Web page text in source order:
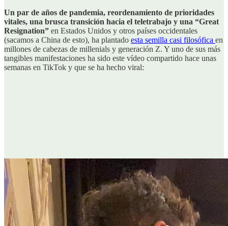
Un par de años de pandemia, reordenamiento de prioridades
vitales, una brusca transición hacia el teletrabajo y una “Great
Resignation” en Estados Unidos y otros países occidentales
(sacamos a China de esto), ha plantado esta semilla casi filosófica en
millones de cabezas de millenials y generación Z. Y uno de sus más
tangibles manifestaciones ha sido este vídeo compartido hace unas
semanas en TikTok y que se ha hecho viral: